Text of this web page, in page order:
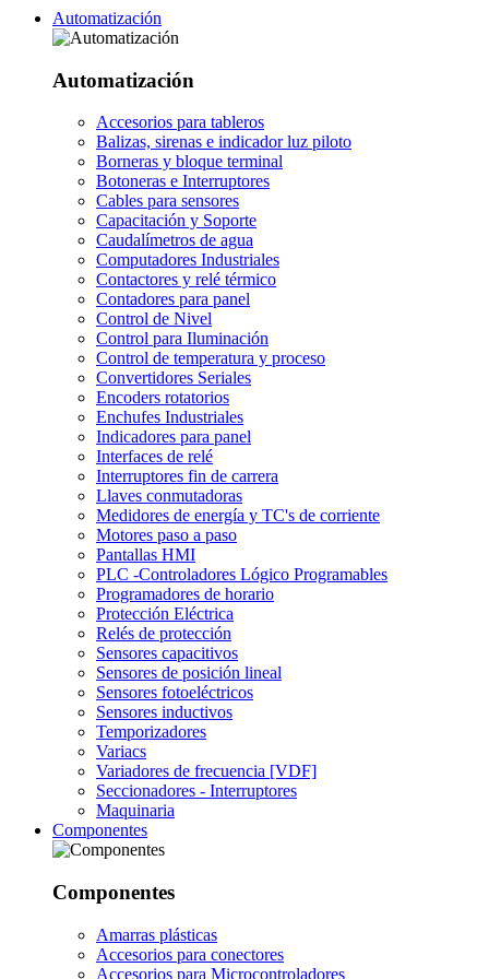
Automatización
Automatización
Accesorios para tableros
Balizas, sirenas e indicador luz piloto
Borneras y bloque terminal
Botoneras e Interruptores
Cables para sensores
Capacitación y Soporte
Caudalímetros de agua
Computadores Industriales
Contactores y relé térmico
Contadores para panel
Control de Nivel
Control para Iluminación
Control de temperatura y proceso
Convertidores Seriales
Encoders rotatorios
Enchufes Industriales
Indicadores para panel
Interfaces de relé
Interruptores fin de carrera
Llaves conmutadoras
Medidores de energía y TC's de corriente
Motores paso a paso
Pantallas HMI
PLC -Controladores Lógico Programables
Programadores de horario
Protección Eléctrica
Relés de protección
Sensores capacitivos
Sensores de posición lineal
Sensores fotoeléctricos
Sensores inductivos
Temporizadores
Variacs
Variadores de frecuencia [VDF]
Seccionadores - Interruptores
Maquinaria
Componentes
Componentes
Amarras plásticas
Accesorios para conectores
Accesorios para Microcontroladores